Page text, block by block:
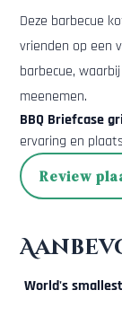
Deze barbecue
vrienden op een
barbecue,
meenemen.
BBQ Briefcase
ervaring en
Review
World's